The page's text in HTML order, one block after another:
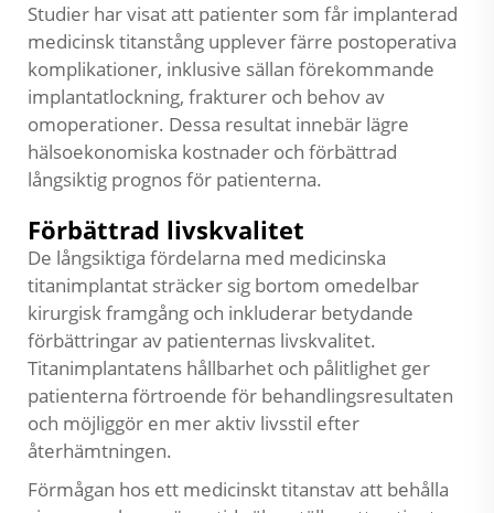
Studier har visat att patienter som får implanterad
medicinsk titanstång upplever färre postoperativa
komplikationer, inklusive sällan förekommande
implantatlockning, frakturer och behov av
omoperationer. Dessa resultat innebär lägre
hälsoekonomiska kostnader och förbättrad
långsiktig prognos för patienterna.
Förbättrad livskvalitet
De långsiktiga fördelarna med medicinska
titanimplantat sträcker sig bortom omedelbar
kirurgisk framgång och inkluderar betydande
förbättringar av patienternas livskvalitet.
Titanimplantatens hållbarhet och pålitlighet ger
patienterna förtroende för behandlingsresultaten
och möjliggör en mer aktiv livsstil efter
återhämtningen.
Förmågan hos ett medicinskt titanstav att behålla